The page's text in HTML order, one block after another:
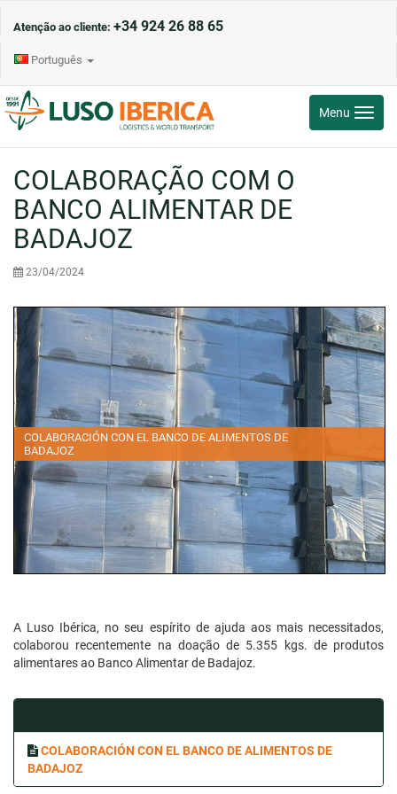
Atenção ao cliente: +34 924 26 88 65
Português
Toggle
Menu
COLABORAÇÃO COM O
BANCO ALIMENTAR DE
BADAJOZ
23/04/2024
COLABORACIÓN CON EL BANCO DE ALIMENTOS DE
BADAJOZ
A Luso Ibérica, no seu espírito de ajuda aos mais necessitados,
colaborou recentemente na doação de 5.355 kgs. de produtos
alimentares ao Banco Alimentar de Badajoz.
COLABORACIÓN CON EL BANCO DE ALIMENTOS DE
BADAJOZ